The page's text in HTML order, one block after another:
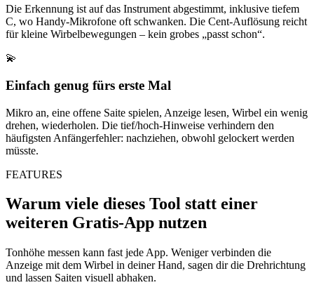
Die Erkennung ist auf das Instrument abgestimmt, inklusive tiefem
C, wo Handy-Mikrofone oft schwanken. Die Cent-Auflösung reicht
für kleine Wirbelbewegungen – kein grobes „passt schon“.
💫
Einfach genug fürs erste Mal
Mikro an, eine offene Saite spielen, Anzeige lesen, Wirbel ein wenig
drehen, wiederholen. Die tief/hoch-Hinweise verhindern den
häufigsten Anfängerfehler: nachziehen, obwohl gelockert werden
müsste.
FEATURES
Warum viele dieses Tool statt einer
weiteren Gratis-App nutzen
Tonhöhe messen kann fast jede App. Weniger verbinden die
Anzeige mit dem Wirbel in deiner Hand, sagen dir die Drehrichtung
und lassen Saiten visuell abhaken.